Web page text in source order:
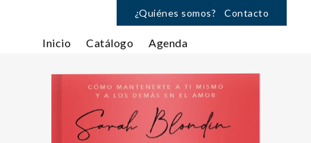
¿Quiénes somos? Contacto
Inicio Catálogo Agenda